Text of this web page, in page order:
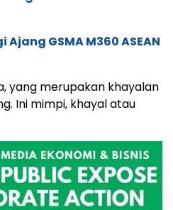
GSMA M360 ASEAN
yang merupakan khayalan
Ini mimpi, khayal atau